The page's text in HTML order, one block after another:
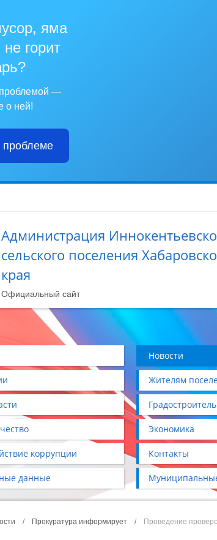
яма
горит
—
о ней!
Администрация
сельского поселения
края
Официальный сайт
Новости
Жителям
Экономика
коррупции Контакты
данные
/ Прокуратура информирует / Проведение